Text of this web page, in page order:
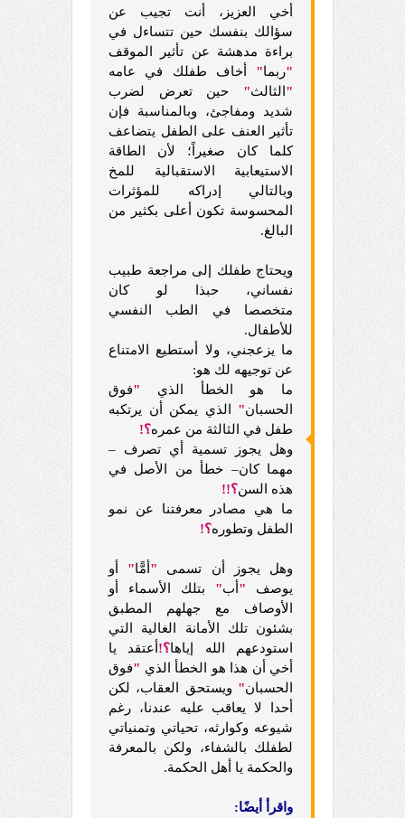
أخي العزيز، أنت تجيب عن
سؤالك بنفسك حين تتساءل في
براءة مدهشة عن تأثير الموقف
"ربما" أخاف طفلك في عامه
" الثالث" حين تعرض لضرب
شديد ومفاجئ، وبالمناسبة فإن
تأثير العنف على الطفل يتضاعف
كلما كان صغيراً؛ لأن الطاقة
الاستيعابية الاستقبالية للمخ
وبالتالي إدراكه للمؤثرات
المحسوسة تكون أعلى بكثير من
البالغ.
ويحتاج طفلك إلى مراجعة طبيب
نفساني، حبذا لو كان
متخصصا في الطب النفسي
للأطفال.
ما يزعجني، ولا أستطيع الامتناع
عن توجيهه لك هو:
ما هو الخطأ الذي "فوق
الحسبان" الذي يمكن أن يرتكبه
طفل في الثالثة من عمره؟!
وهل يجوز تسمية أي تصرف –
مهما كان– خطأ من الأصل في
هذه السن؟!!
ما هي مصادر معرفتنا عن نمو
الطفل وتطوره؟!
وهل يجوز أن تسمى " أمًّا" أو
يوصف " أب" بتلك الأسماء أو
الأوصاف مع جهلهم المطبق
بشئون تلك الأمانة الغالية التي
استودعهم الله إياها؟! أعتقد يا
أخي أن هذا هو الخطأ الذي "فوق
الحسبان" ويستحق العقاب، لكن
أحدا لا يعاقب عليه عندنا، رغم
شيوعه وكوارثه، تحياتي وتمنياتي
لطفلك بالشفاء، ولكن بالمعرفة
والحكمة يا أهل الحكمة.
واقرأ أيضًا: